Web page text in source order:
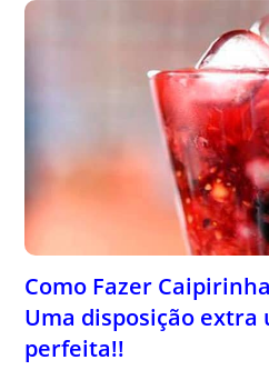
Como Fazer
Uma disposição extra
perfeita!!